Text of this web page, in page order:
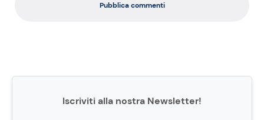
Pubblica commenti
Iscriviti alla nostra Newsletter!